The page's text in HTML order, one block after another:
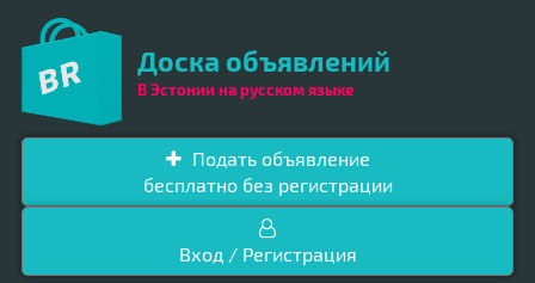
Доска объявлений
В Эстонии на русском языке
Подать объявление
бесплатно без регистрации
Вход / Регистрация